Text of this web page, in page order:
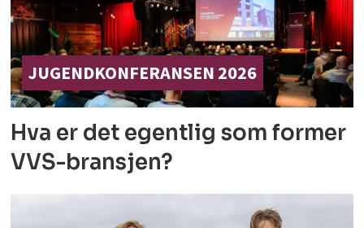
JUGENDKONFERANSEN 2026
Hva er det egentlig som former
VVS-bransjen?